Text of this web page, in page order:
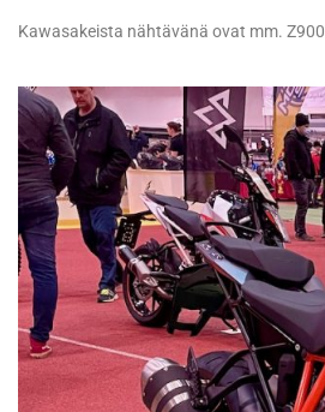
Kawasakeista nähtävänä ovat mm.